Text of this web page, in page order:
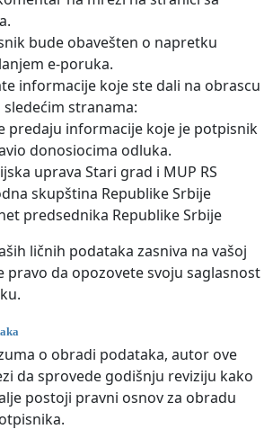
bude obavešten o napretku
e-poruka.
informacije koje ste dali na obrascu
stranama:
predaju informacije koje je potpisnik
donosiocima odluka.
uprava Stari grad i MUP RS
skupština Republike Srbije
predsednika Republike Srbije
ličnih podataka zasniva na vašoj
pravo da opozovete svoju saglasnost
o obradi podataka, autor ove
da sprovede godišnju reviziju kako
postoji pravni osnov za obradu